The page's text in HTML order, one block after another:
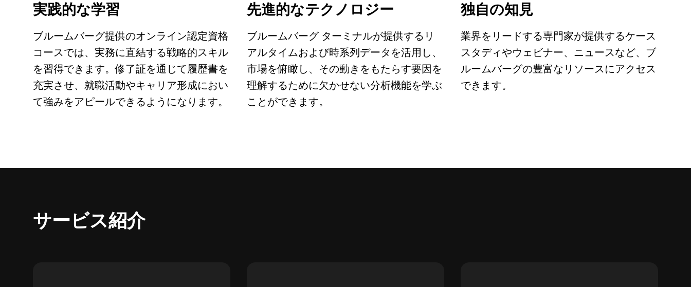
実践的な学習
ブルームバーグ提供のオンライン認定資格
コースでは、実務に直結する戦略的スキル
を習得できます。修了証を通じて履歴書を
充実させ、就職活動やキャリア形成におい
て強みをアピールできるようになります。
先進的なテクノロジー
ブルームバーグ ターミナルが提供するリ
アルタイムおよび時系列データを活用し、
市場を俯瞰し、その動きをもたらす要因を
理解するために欠かせない分析機能を学ぶ
ことができます。
独自の知見
業界をリードする専門家が提供するケース
スタディやウェビナー、ニュースなど、ブ
ルームバーグの豊富なリソースにアクセス
できます。
サービス紹介